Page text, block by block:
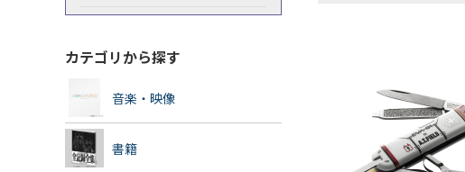
カテゴリから探す
音楽・映像
書籍